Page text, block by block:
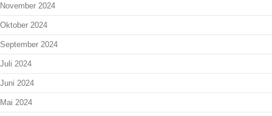
November 2024
Oktober 2024
September 2024
Juli 2024
Juni 2024
Mai 2024